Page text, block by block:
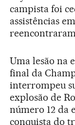
campista foi
assistências
Uma lesão na
final da
interrompeu
explosão de
número 12 da
conquista do